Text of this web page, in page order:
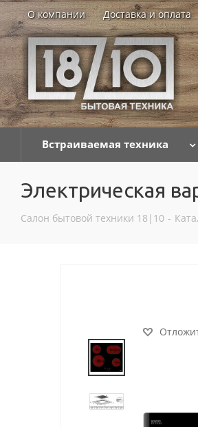
О компании Доставка и оплата
Встраиваемая техника
Электрическая
Салон бытовой техники 18|10 -